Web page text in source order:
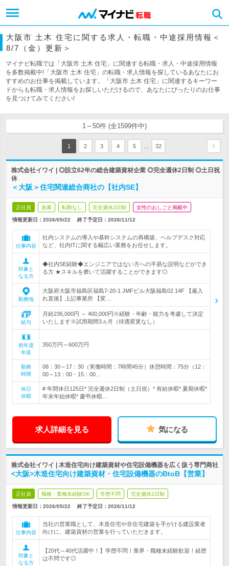
大阪市 土木 住宅に関する求人・転職・中途採用情報＜
8/7（金）更新＞
マイナビ転職では「大阪市 土木 住宅」に関連する転職・求人・中途採用情報
を多数掲載中!「大阪市 土木 住宅」の転職・求人情報を探しているあなたにお
すすめのお仕事を掲載しています。「大阪市 土木 住宅」に関連するキーワー
ドからも転職・求人情報をお探しいただけるので、あなたにぴったりのお仕事
を見つけてみてください!
1～50件 (全1599件中)
1 2 3 4 5 32
株式会社イワイ | ◎設立62年の総合建築資材企業 ◎完全週休2日制 ◎土日祝
休
＜大阪＞住宅関連総合商社の【社内SE】
正社員 急募 転勤なし 完全週休2日制 女性のおしごと掲載中
情報更新日：2026/05/22 終了予定日： 2026/11/12
仕事内容
社内システムの導入や基幹システムの再構築、ヘルプデスク対応
など、社内ITに関する幅広い業務をお任せします。
対象と
なる方
◆社内SE経験◆エンジニアではない方への平易な説明などができ
る方 ★スキルを磨いて活躍することができます◎
勤務地
大阪府大阪市福島区福島7-20-1 JMFビル大阪福島02 14F 【雇入
れ直後】上記事業所 【変…
給与
月給236,000円 ～ 400,000円※経験・年齢・能力を考慮して決定
いたします※試用期間3ヵ月（待遇変更なし）
初年度
年収
350万円～600万円
勤務
時間
08：30～17：30（実働時間：7時間45分）休憩時間：75分（12：
00～13：00・15：00…
休日
休暇
# 年間休日125日* 完全週休2日制（土日祝）* 有給休暇* 夏期休暇*
年末年始休暇* 慶弔休暇…
求人詳細を見る 気になる
株式会社イワイ | 木造住宅向け建築資材や住宅設備機器を広く扱う専門商社
<大阪>木造住宅向け建築資材・住宅設備機器のBtoB【営業】
正社員 職種・業種未経験OK 学歴不問 完全週休2日制
情報更新日：2026/05/22 終了予定日： 2026/11/12
仕事内容
当社の営業職として、木造住宅や非住宅建築を手がける建設業者
向けに、建築資材の営業を行っていただきます。
対象と
なる方
【20代～40代活躍中！】学歴不問！業界・職種未経験歓迎！経歴
は不問です◎